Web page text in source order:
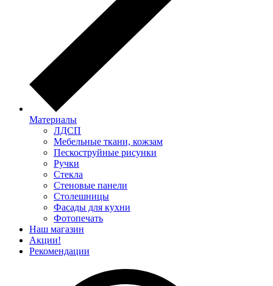
Материалы
ЛДСП
Мебельные ткани, кожзам
Пескоструйные рисунки
Ручки
Стекла
Стеновые панели
Столешницы
Фасады для кухни
Фотопечать
Наш магазин
Акции!
Рекомендации